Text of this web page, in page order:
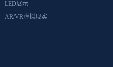
LED展示
AR/VR虚拟现实